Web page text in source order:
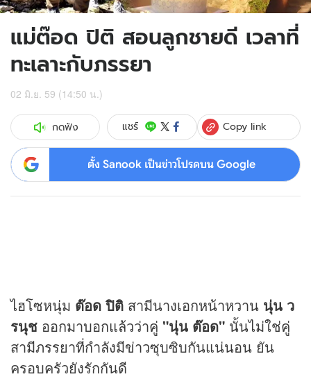
แม่ต๊อด ปิติ สอนลูกชายดี เวลาที่
ทะเลาะกับภรรยา
02 มิ.ย. 59 (14:50 น.)
กดฟัง แชร์ Copy link
ตั้ง Sanook เป็นข่าวโปรดบน Google
ไฮโซหนุ่ม ต๊อด ปิติ สามีนางเอกหน้าหวาน นุ่น ว
รนุช ออกมาบอกแล้วว่าคู่ "นุ่น ต๊อด" นั้นไม่ใช่คู่
สามีภรรยาที่กำลังมีข่าวซุบซิบกันแน่นอน ยัน
ครอบครัวยังรักกันดี